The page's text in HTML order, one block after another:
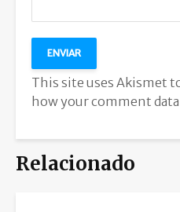
This site uses Akismet
how your comment
Relacionado